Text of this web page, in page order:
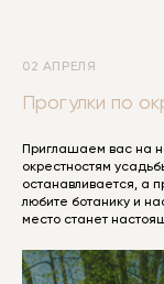
02 АПРЕЛЯ
Прогулки по
Приглашаем вас на
окрестностям
останавливается, а
любите ботанику и
место станет